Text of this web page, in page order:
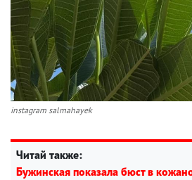
instagram salmahayek
Читай также:
Бужинская показала бюст в